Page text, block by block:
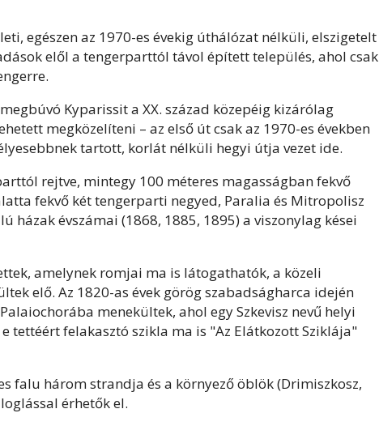
egészen az 1970-es évekig úthálózat nélküli, elszigetelt
elől a tengerparttól távol épített település, ahol csak
Kyparissit a XX. század közepéig kizárólag
megközelíteni – az első út csak az 1970-es években
tartott, korlát nélküli hegyi útja vezet ide.
rejtve, mintegy 100 méteres magasságban fekvő
fekvő két tengerparti negyed, Paralia és Mitropolisz
házak évszámai (1868, 1885, 1895) a viszonylag kései
amelynek romjai ma is látogathatók, a közeli
elő. Az 1820-as évek görög szabadságharca idején
menekültek, ahol egy Szkevisz nevű helyi
tettéért felakasztó szikla ma is "Az Elátkozott Sziklája"
falu három strandja és a környező öblök (Drimiszkosz,
érhetők el.